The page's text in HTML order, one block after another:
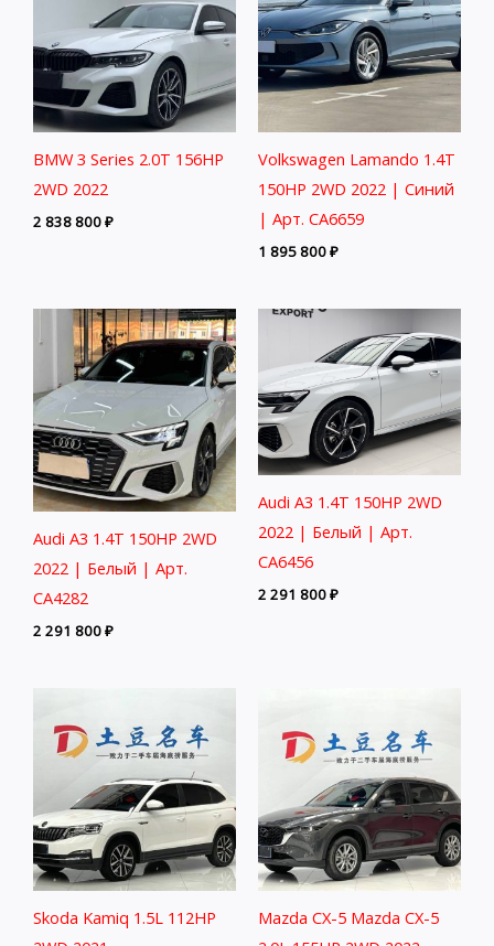
BMW 3 Series 2.0T 156HP
2WD 2022
2 838 800₽
Volkswagen Lamando 1.4T
150HP 2WD 2022 | Синий
| Арт. CA6659
1 895 800₽
Audi A3 1.4T 150HP 2WD
2022 | Белый | Арт.
CA4282
2 291 800₽
Audi A3 1.4T 150HP 2WD
2022 | Белый | Арт.
CA6456
2 291 800₽
Skoda Kamiq 1.5L 112HP
Mazda CX-5 Mazda CX-5